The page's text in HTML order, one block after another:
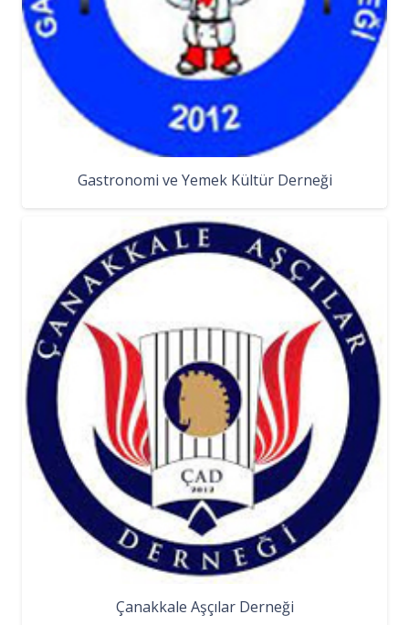
Gastronomi ve Yemek Kültür Derneği
Çanakkale Aşçılar Derneği